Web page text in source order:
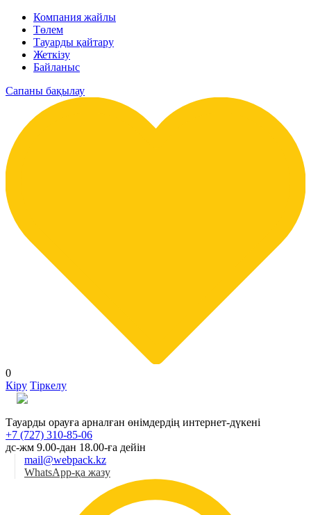
Компания жайлы
Төлем
Тауарды қайтару
Жеткізу
Байланыс
Сапаны бақылау
0
Кіру Тіркелу
Тауарды орауға арналған өнімдердің интернет-дүкені
+7 (727) 310-85-06
дс-жм 9.00-дан 18.00-ға дейін
mail@webpack.kz
WhatsApp-қа жазу